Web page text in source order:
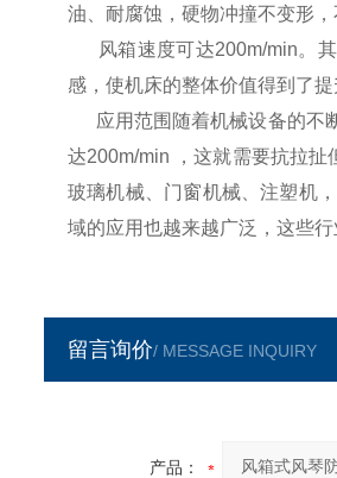
油、耐腐蚀，硬物冲撞不变形
风箱速度可达200m/min。
感，使机床的整体价值得到了
应用范围随着机械设备的不
达200m/min ，这就需要抗拉扯
玻璃机械、门窗机械、注塑机
域的应用也越来越广泛，这些
留言询价/ MESSAGE INQUIRY
产品：